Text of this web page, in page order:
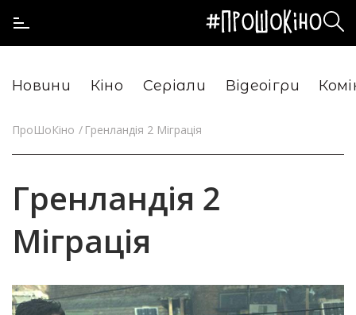
Новини Кіно Серіали Відеоігри
ПроШоКіно Гренландія 2 Міграція
Гренландія 2
Міграція